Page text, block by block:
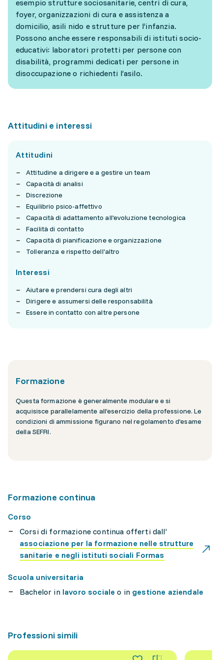
esempio strutture sociosanitarie, centri di cura,
foyer, organizzazioni di cura e assistenza a
domicilio, asili nido e strutture per l’infanzia.
Possono anche essere responsabili di istituti socio-
educativi: laboratori protetti per persone con
disabilità, programmi dedicati per persone in
disoccupazione o richiedenti l’asilo.
Attitudini e interessi
Attitudini
Attitudine a dirigere e a gestire un team
Capacità di analisi
Discrezione
Equilibrio psico-affettivo
Capacità di adattamento all'evoluzione tecnologica
Facilità di contatto
Capacità di pianificazione e organizzazione
Tolleranza e rispetto dell'altro
Interessi
Aiutare e prendersi cura degli altri
Dirigere e assumersi delle responsabilità
Essere in contatto con altre persone
Formazione
Questa formazione è generalmente modulare e si
acquisisce parallelamente all’esercizio della professione. Le
condizioni di ammissione figurano nel regolamento d’esame
della SEFRI.
Formazione continua
Corso
Corsi di formazione continua offerti dall’
associazione per la formazione nelle strutture
sanitarie e negli istituti sociali Formas
Scuola universitaria
Bachelor in lavoro sociale o in gestione aziendale
Professioni simili